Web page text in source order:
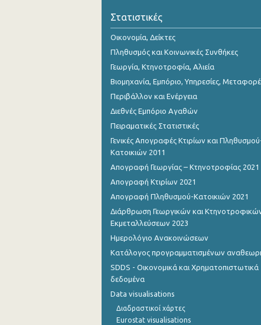
Στατιστικές
Οικονομία, Δείκτες
Πληθυσμός και Κοινωνικές Συνθήκες
Γεωργία, Κτηνοτροφία, Αλιεία
Βιομηχανία, Εμπόριο, Υπηρεσίες,
Περιβάλλον και Ενέργεια
Διεθνές Εμπόριο Αγαθών
Πειραματικές Στατιστικές
Γενικές Απογραφές Κτιρίων και
Κατοικιών 2011
Απογραφή Γεωργίας – Κτηνοτροφίας 2021
Απογραφή Κτιρίων 2021
Απογραφή Πληθυσμού-Κατοικιών 2021
Διάρθρωση Γεωργικών και
Εκμεταλλεύσεων 2023
Ημερολόγιο Ανακοινώσεων
Κατάλογος προγραμματισμένων
SDDS - Οικονομικά και Χρηματοπιστωτικά
δεδομένα
Data visualisations
Διαδραστικοί χάρτες
Eurostat visualisations